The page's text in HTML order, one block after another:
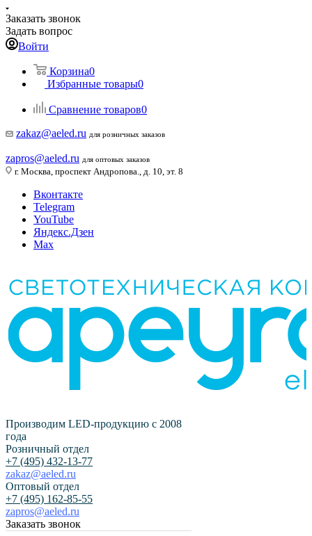
Заказать звонок
Задать вопрос
Войти
Корзина0
Избранные товары0
Сравнение товаров0
zakaz@aeled.ru для розничных заказов
zapros@aeled.ru для оптовых заказов
г. Москва, проспект Андропова., д. 10, эт. 8
Вконтакте
Telegram
YouTube
Яндекс.Дзен
Max
Производим LED-продукцию с 2008
года
Розничный отдел
+7 (495) 432-13-77
zakaz@aeled.ru
Оптовый отдел
+7 (495) 162-85-55
zapros@aeled.ru
Заказать звонок